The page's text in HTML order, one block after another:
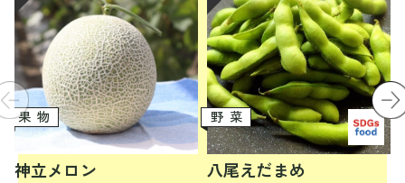
神立メロン
果物
八尾えだまめ
野菜